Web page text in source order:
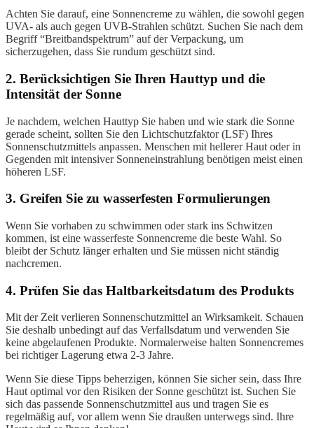
Achten Sie darauf, eine Sonnencreme zu wählen, die sowohl gegen
UVA- als auch gegen UVB-Strahlen schützt. Suchen Sie nach dem
Begriff “Breitbandspektrum” auf der Verpackung, um
sicherzugehen, dass Sie rundum geschützt sind.
2. Berücksichtigen Sie Ihren Hauttyp und die
Intensität der Sonne
Je nachdem, welchen Hauttyp Sie haben und wie stark die Sonne
gerade scheint, sollten Sie den Lichtschutzfaktor (LSF) Ihres
Sonnenschutzmittels anpassen. Menschen mit hellerer Haut oder in
Gegenden mit intensiver Sonneneinstrahlung benötigen meist einen
höheren LSF.
3. Greifen Sie zu wasserfesten Formulierungen
Wenn Sie vorhaben zu schwimmen oder stark ins Schwitzen
kommen, ist eine wasserfeste Sonnencreme die beste Wahl. So
bleibt der Schutz länger erhalten und Sie müssen nicht ständig
nachcremen.
4. Prüfen Sie das Haltbarkeitsdatum des Produkts
Mit der Zeit verlieren Sonnenschutzmittel an Wirksamkeit. Schauen
Sie deshalb unbedingt auf das Verfallsdatum und verwenden Sie
keine abgelaufenen Produkte. Normalerweise halten Sonnencremes
bei richtiger Lagerung etwa 2-3 Jahre.
Wenn Sie diese Tipps beherzigen, können Sie sicher sein, dass Ihre
Haut optimal vor den Risiken der Sonne geschützt ist. Suchen Sie
sich das passende Sonnenschutzmittel aus und tragen Sie es
regelmäßig auf, vor allem wenn Sie draußen unterwegs sind. Ihre